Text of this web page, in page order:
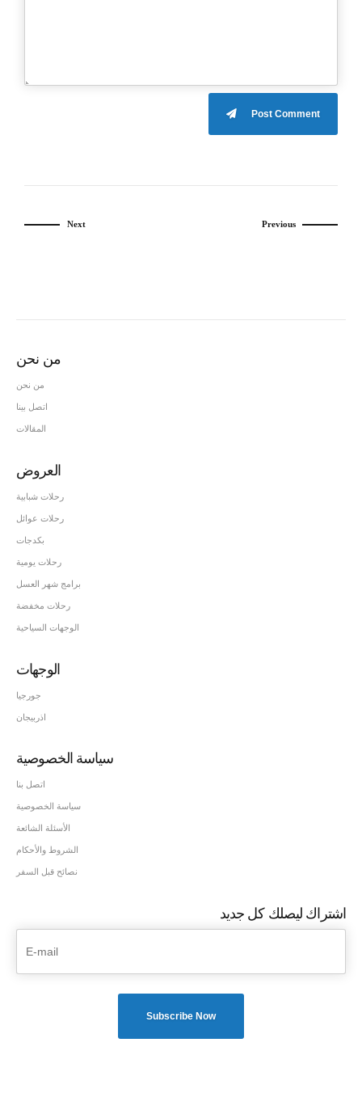
Post Comment
Previous
Next
من نحن
من نحن
اتصل بينا
المقالات
العروض
رحلات شبابية
رحلات عوائل
بكدجات
رحلات يومية
برامج شهر العسل
رحلات مخفضة
الوجهات السياحية
الوجهات
جورجيا
اذربيجان
سياسة الخصوصية
اتصل بنا
سياسة الخصوصية
الأسئلة الشائعة
الشروط والأحكام
نصائح قبل السفر
اشتراك ليصلك كل جديد